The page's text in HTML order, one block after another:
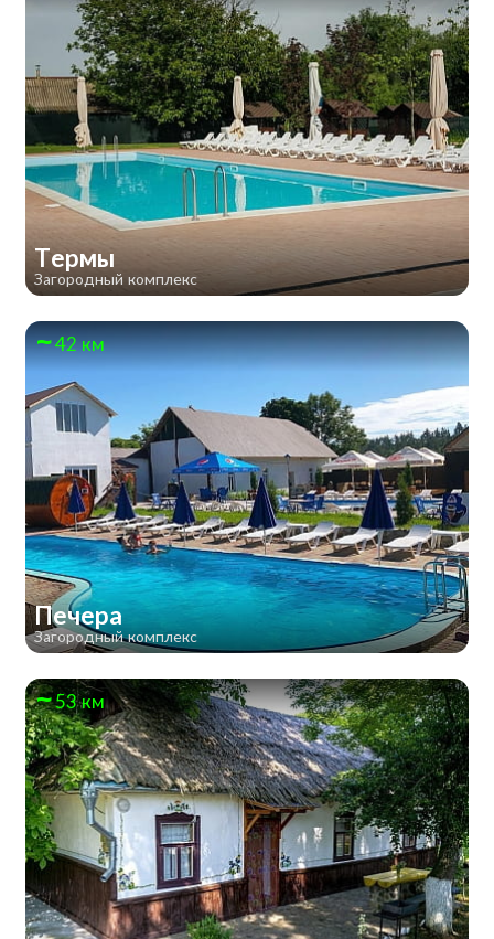
Термы
Загородный комплекс
42 км
Печера
Загородный комплекс
53 км